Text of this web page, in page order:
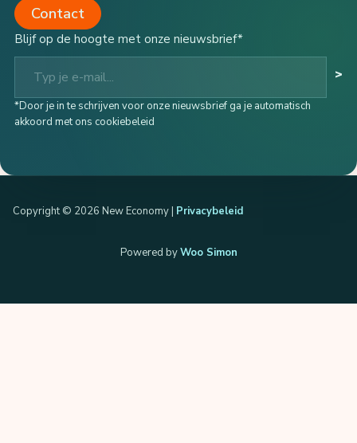
Contact
Blijf op de hoogte met onze nieuwsbrief*
Typ je e-mail...
>
*Door je in te schrijven voor onze nieuwsbrief ga je automatisch
akkoord met ons cookiebeleid
Copyright © 2026 New Economy | Privacybeleid
Powered byWoo Simon